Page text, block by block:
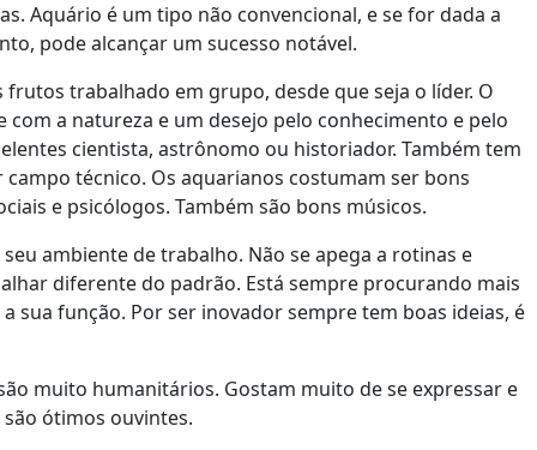
Aquário é um tipo não convencional, e se for dada a
pode alcançar um sucesso notável.
trabalhado em grupo, desde que seja o líder. O
a natureza e um desejo pelo conhecimento e pelo
cientista, astrônomo ou historiador. Também tem
técnico. Os aquarianos costumam ser bons
e psicólogos. Também são bons músicos.
ambiente de trabalho. Não se apega a rotinas e
diferente do padrão. Está sempre procurando mais
sua função. Por ser inovador sempre tem boas ideias, é
muito humanitários. Gostam muito de se expressar e
ótimos ouvintes.